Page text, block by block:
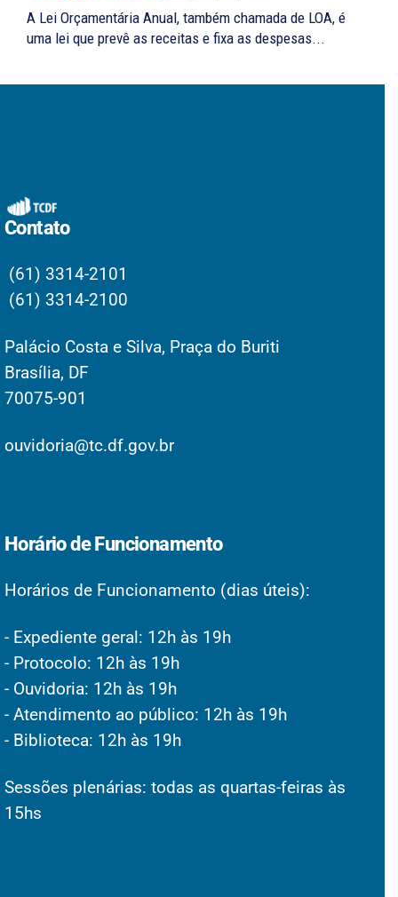
A Lei Orçamentária Anual, também chamada de LOA, é
uma lei que prevê as receitas e fixa as despesas...
Contato
(61) 3314-2101
(61) 3314-2100
Palácio Costa e Silva, Praça do Buriti
Brasília, DF
70075-901
ouvidoria@tc.df.gov.br
Horário de Funcionamento
Horários de Funcionamento (dias úteis):
- Expediente geral: 12h às 19h
- Protocolo: 12h às 19h
- Ouvidoria: 12h às 19h
- Atendimento ao público: 12h às 19h
- Biblioteca: 12h às 19h
Sessões plenárias: todas as quartas-feiras às
15hs